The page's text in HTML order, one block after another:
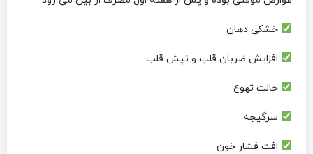
خشکی دهان
افزایش ضربان قلب و تپش قلب
حالت تهوع
سرگیجه
افت فشار خون